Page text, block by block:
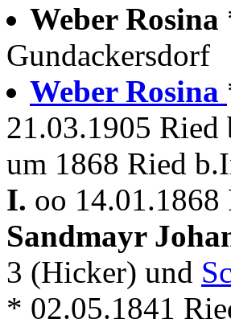
Weber Rosina
Gundackersdorf
Weber Rosina
21.03.1905 Ried
um 1868 Ried
I. oo
Sandmayr
3 (Hicker) und
* 02.05.1841